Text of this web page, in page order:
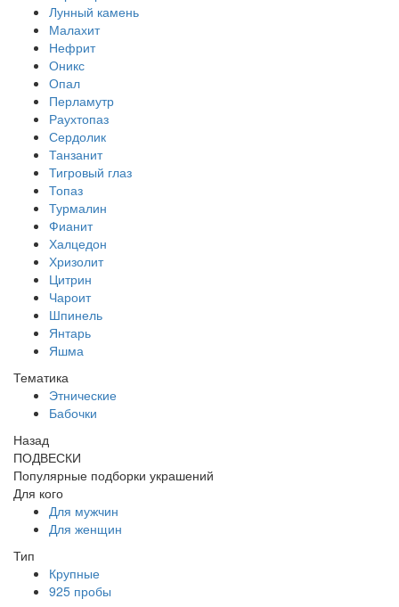
Лунный камень
Малахит
Нефрит
Оникс
Опал
Перламутр
Раухтопаз
Сердолик
Танзанит
Тигровый глаз
Топаз
Турмалин
Фианит
Халцедон
Хризолит
Цитрин
Чароит
Шпинель
Янтарь
Яшма
Тематика
Этнические
Бабочки
Назад
ПОДВЕСКИ
Популярные подборки украшений
Для кого
Для мужчин
Для женщин
Тип
Крупные
925 пробы